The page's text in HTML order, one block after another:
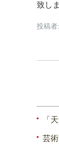
致し
投稿者:
「
芸